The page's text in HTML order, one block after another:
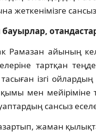
жеткенiмiзге
Рамазан айының
тартқан
iзгi ойлардың
мен мейiрiмiне
сансыз
жаман